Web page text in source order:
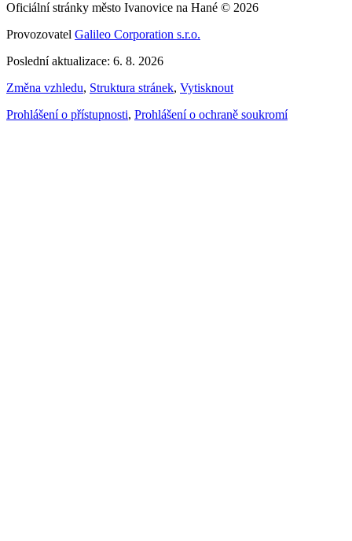
Oficiální stránky město Ivanovice na Hané © 2026
Provozovatel Galileo Corporation s.r.o.
Poslední aktualizace: 6. 8. 2026
Změna vzhledu, Struktura stránek, Vytisknout
Prohlášení o přístupnosti, Prohlášení o ochraně soukromí